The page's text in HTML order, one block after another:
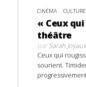
CINÉMA
« Ceux
théâtre
parSarah Joyaux
Ceux qui
sourient.